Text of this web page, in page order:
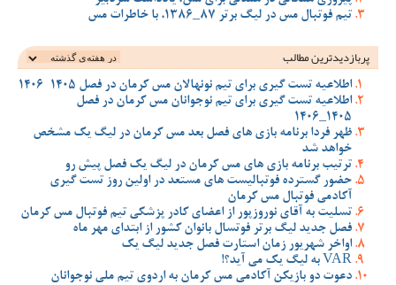
تیم فوتبال مس در لیگ برتر 87_1386، با خاطرات مس
پربازدیدترین‌ مطالب
اطلاعیه تست گیری برای تیم نونهالان مس کرمان در فصل 1405-1406
اطلاعیه تست گیری برای تیم نوجوانان مس کرمان در فصل
1405_1406
ظهر فردا برنامه بازی های فصل بعد مس کرمان در لیگ یک مشخص
خواهد شد
ترتیب برنامه بازی های مس کرمان در لیگ یک فصل پیش رو
حضور گسترده فوتبالیست های مستعد در اولین روز تست گیری
آکادمی فوتبال مس کرمان
تسلیت به آقای نوروزپور از اعضای کادر پزشکی تیم فوتبال مس کرمان
فصل جدید لیگ برتر فوتسال بانوان کشور از ابتدای مهر ماه
اواخر شهریور زمان استارت فصل جدید لیگ یک
VAR به لیگ یک می آید؟!
دعوت دو بازیکن آکادمی مس کرمان به اردوی تیم ملی نوجوانان